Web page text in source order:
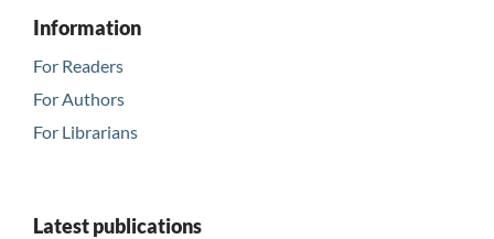
Information
For Readers
For Authors
For Librarians
Latest publications